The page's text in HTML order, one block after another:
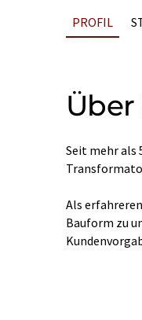
PROFIL
Seit mehr als
Als
Bauform zu